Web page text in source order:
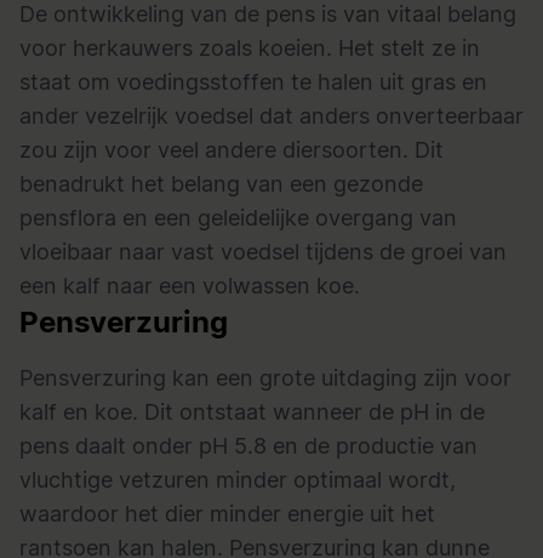
De ontwikkeling van de pens is van vitaal belang
voor herkauwers zoals koeien. Het stelt ze in
staat om voedingsstoffen te halen uit gras en
ander vezelrijk voedsel dat anders onverteerbaar
zou zijn voor veel andere diersoorten. Dit
benadrukt het belang van een gezonde
pensflora en een geleidelijke overgang van
vloeibaar naar vast voedsel tijdens de groei van
een kalf naar een volwassen koe.
Pensverzuring
Pensverzuring kan een grote uitdaging zijn voor
kalf en koe. Dit ontstaat wanneer de pH in de
pens daalt onder pH 5.8 en de productie van
vluchtige vetzuren minder optimaal wordt,
waardoor het dier minder energie uit het
rantsoen kan halen. Pensverzuring kan dunne